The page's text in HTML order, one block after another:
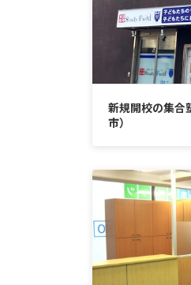
新規開校の集合
市）